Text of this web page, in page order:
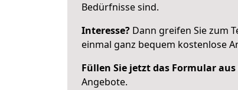
Bedürfnisse sind.
Interesse? Dann greifen Sie zum
einmal ganz bequem kostenlose
Füllen Sie jetzt das Formular aus
Angebote.